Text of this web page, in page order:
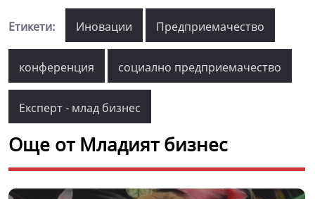
Етикети: Иновации Предприемачество
конференция социално предприемачество
Експерт - млад бизнес
Още от Младият бизнес